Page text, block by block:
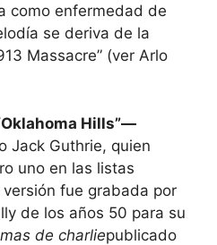
como enfermedad de
se deriva de la
Massacre” (ver Arlo
Hills”—
Jack Guthrie, quien
uno en las listas
fue grabada por
de los años 50 para su
de charliepublicado